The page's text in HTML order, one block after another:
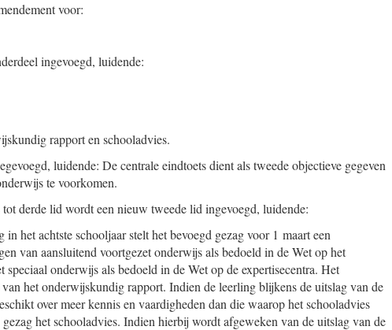
voor:
ingevoegd, luidende:
rapport en schooladvies.
luidende: De centrale eindtoets dient als tweede objectieve gegeven
te voorkomen.
derde lid wordt een nieuw tweede lid ingevoegd, luidende:
in het achtste schooljaar stelt het bevoegd gezag voor 1 maart een
van aansluitend voortgezet onderwijs als bedoeld in de Wet op het
onderwijs als bedoeld in de Wet op de expertisecentra. Het
het onderwijskundig rapport. Indien de leerling blijkens de uitslag van de
over meer kennis en vaardigheden dan die waarop het schooladvies
het schooladvies. Indien hierbij wordt afgeweken van de uitslag van de